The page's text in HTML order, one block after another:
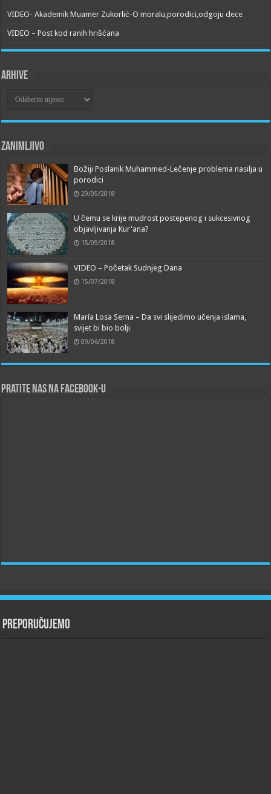
VIDEO- Akademik Muamer Zukorlić-O moralu,porodici,odgoju dece
VIDEO – Post kod ranih hrišćana
Arhive
Zanimljivo
Božiji Poslanik Muhammed-Lečenje problema nasilja u
porodici
29/05/2018
U čemu se krije mudrost postepenog i sukcesivnog
objavljivanja Kur'ana?
15/09/2018
VIDEO – Početak Sudnjeg Dana
15/07/2018
María Losa Serna – Da svi slijedimo učenja islama,
svijet bi bio bolji
09/06/2018
Pratite nas na Facebook-u
Preporučujemo